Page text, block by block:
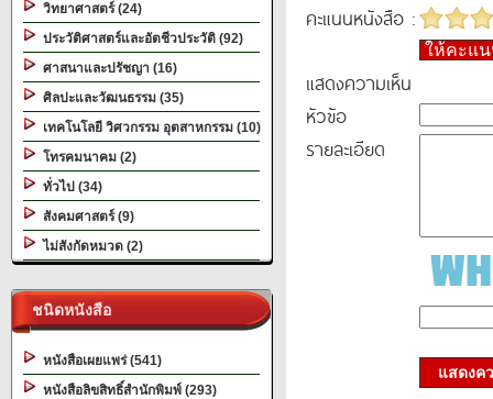
วิทยาศาสตร์ (24)
ประวัติศาสตร์และอัตชีวประวัติ (92)
ศาสนาและปรัชญา (16)
ศิลปะและวัฒนธรรม (35)
เทคโนโลยี วิศวกรรม อุตสาหกรรม (10)
โทรคมนาคม (2)
ทั่วไป (34)
สังคมศาสตร์ (9)
ไม่สังกัดหมวด (2)
ชนิดหนังสือ
หนังสือเผยแพร่ (541)
หนังสือลิขสิทธิ์สำนักพิมพ์ (293)
คะแนนหนังสือ :
ให้คะแ
แสดงความเห็น
หัวข้อ
รายละเอียด
แสดงค